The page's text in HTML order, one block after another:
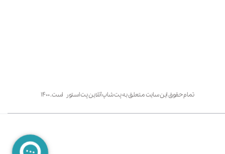
تمام حقوق این سایت متعلق به پت شاپ آنلاین پت استور است. ۱۴۰۰